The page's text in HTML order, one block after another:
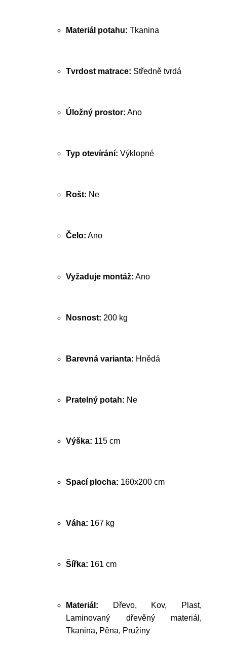
Materiál potahu: Tkanina
Tvrdost matrace: Středně tvrdá
Úložný prostor: Ano
Typ otevírání: Výklopné
Rošt: Ne
Čelo: Ano
Vyžaduje montáž: Ano
Nosnost: 200 kg
Barevná varianta: Hnědá
Pratelný potah: Ne
Výška: 115 cm
Spací plocha: 160x200 cm
Váha: 167 kg
Šířka: 161 cm
Materiál: Dřevo, Kov, Plast,
Laminovaný dřevěný materiál,
Tkanina, Pěna, Pružiny